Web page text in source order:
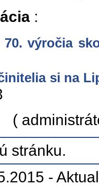
:
výročia
si na
(
stránku.
-